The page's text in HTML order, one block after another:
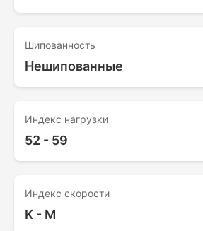
Шипованность
Нешипованные
Индекс нагрузки
52 - 59
Индекс скорости
K - M